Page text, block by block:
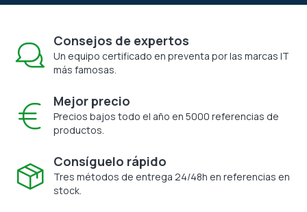
Consejos de expertos
Un equipo certificado en preventa por las marcas IT
más famosas.
Mejor precio
Precios bajos todo el año en 5000 referencias de
productos.
Consíguelo rápido
Tres métodos de entrega 24/48h en referencias en
stock.